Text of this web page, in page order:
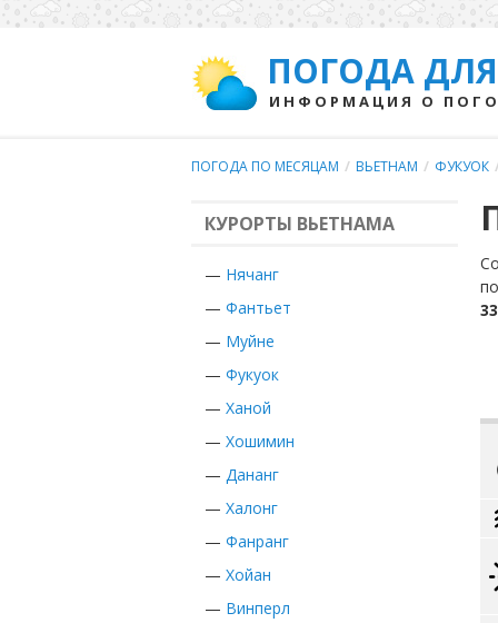
ПОГОДА
ИНФОРМАЦИЯ О
ПОГОДА ПО МЕСЯЦАМ / ВЬЕТНАМ / ФУКУОК
КУРОРТЫ ВЬЕТНАМА
— Нячанг
— Фантьет
— Муйне
— Фукуок
— Ханой
— Хошимин
— Дананг
— Халонг
— Фанранг
— Хойан
— Винперл